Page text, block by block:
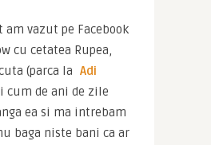
am vazut pe Facebook
cu cetatea Rupea,
(parca la Adi
cum de ani de zile
ea si ma intrebam
baga niste bani ca ar